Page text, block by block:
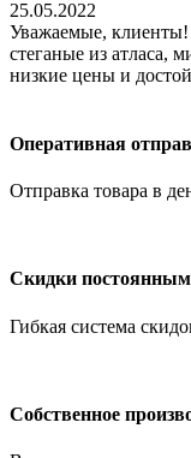
25.05.2022
Уважаемые,
стеганые из атласа,
низкие цены и
Оперативная
Отправка товара в
Скидки
Гибкая система
Собственное